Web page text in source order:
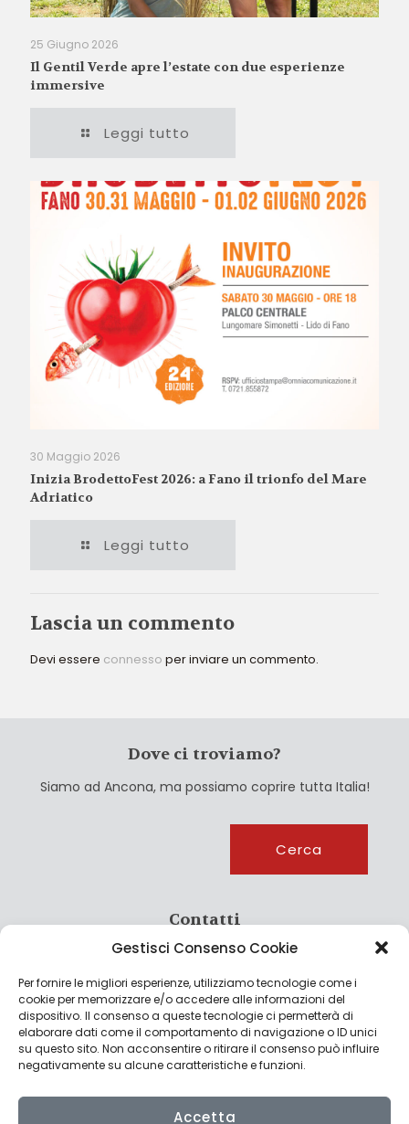
Gestisci Consenso Cookie
Per fornire le migliori esperienze, utilizziamo tecnologie come i
cookie per memorizzare e/o accedere alle informazioni del
dispositivo. Il consenso a queste tecnologie ci permetterà di
elaborare dati come il comportamento di navigazione o ID unici
su questo sito. Non acconsentire o ritirare il consenso può influire
negativamente su alcune caratteristiche e funzioni.
Accetta
25 Giugno 2026
Il Gentil Verde apre l’estate con due esperienze
immersive
Leggi tutto
30 Maggio 2026
Inizia BrodettoFest 2026: a Fano il trionfo del Mare
Adriatico
Leggi tutto
Lascia un commento
Devi essere connesso per inviare un commento.
Dove ci troviamo?
Siamo ad Ancona, ma possiamo coprire tutta Italia!
Cerca
Contatti
info@culturagroalimentare.com
Note legali
Privacy Policy